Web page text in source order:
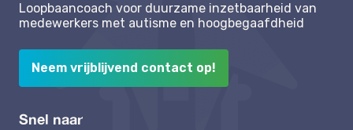
Loopbaancoach voor duurzame inzetbaarheid van
medewerkers met autisme en hoogbegaafdheid
Neem vrijblijvend contact op!
Snel naar